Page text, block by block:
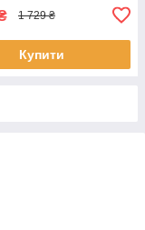
1 729 ₴
Купити